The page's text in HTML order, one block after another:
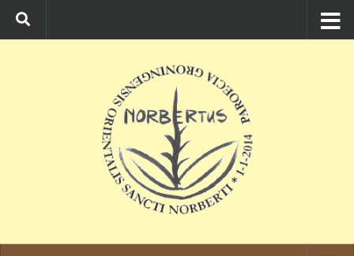
Ga naar de inhoud